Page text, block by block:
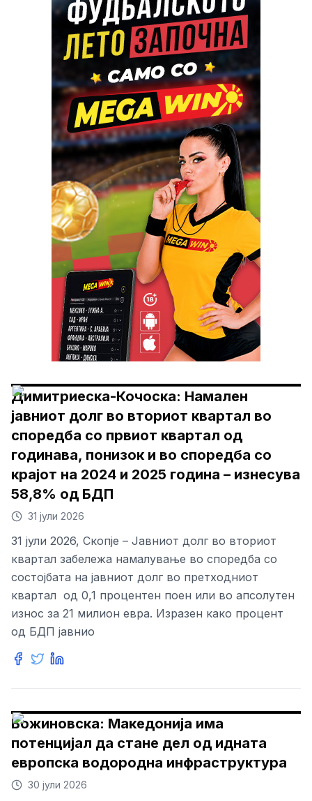
Димитриеска-Кочоска: Намален
јавниот долг во вториот квартал во
споредба со првиот квартал од
годинава, понизок и во споредба со
крајот на 2024 и 2025 година – изнесува
58,8% од БДП
31 јули 2026
31 јули 2026, Скопје – Јавниот долг во вториот
квартал забележа намалување во споредба со
состојбата на јавниот долг во претходниот
квартал од 0,1 процентен поен или во апсолутен
износ за 21 милион евра. Изразен како процент
од БДП јавнио
Божиновска: Македонија има
потенцијал да стане дел од идната
европска водородна инфраструктура
30 јули 2026